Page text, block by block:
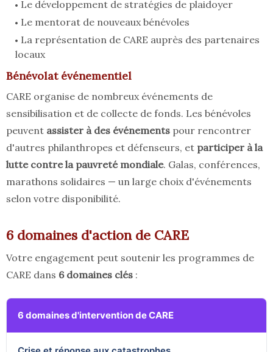
Le développement de stratégies de plaidoyer
Le mentorat de nouveaux bénévoles
La représentation de CARE auprès des partenaires
locaux
Bénévolat événementiel
CARE organise de nombreux événements de
sensibilisation et de collecte de fonds. Les bénévoles
peuvent assister à des événements pour rencontrer
d'autres philanthropes et défenseurs, et participer à la
lutte contre la pauvreté mondiale. Galas, conférences,
marathons solidaires — un large choix d'événements
selon votre disponibilité.
6 domaines d'action de CARE
Votre engagement peut soutenir les programmes de
CARE dans 6 domaines clés :
6 domaines d'intervention de CARE